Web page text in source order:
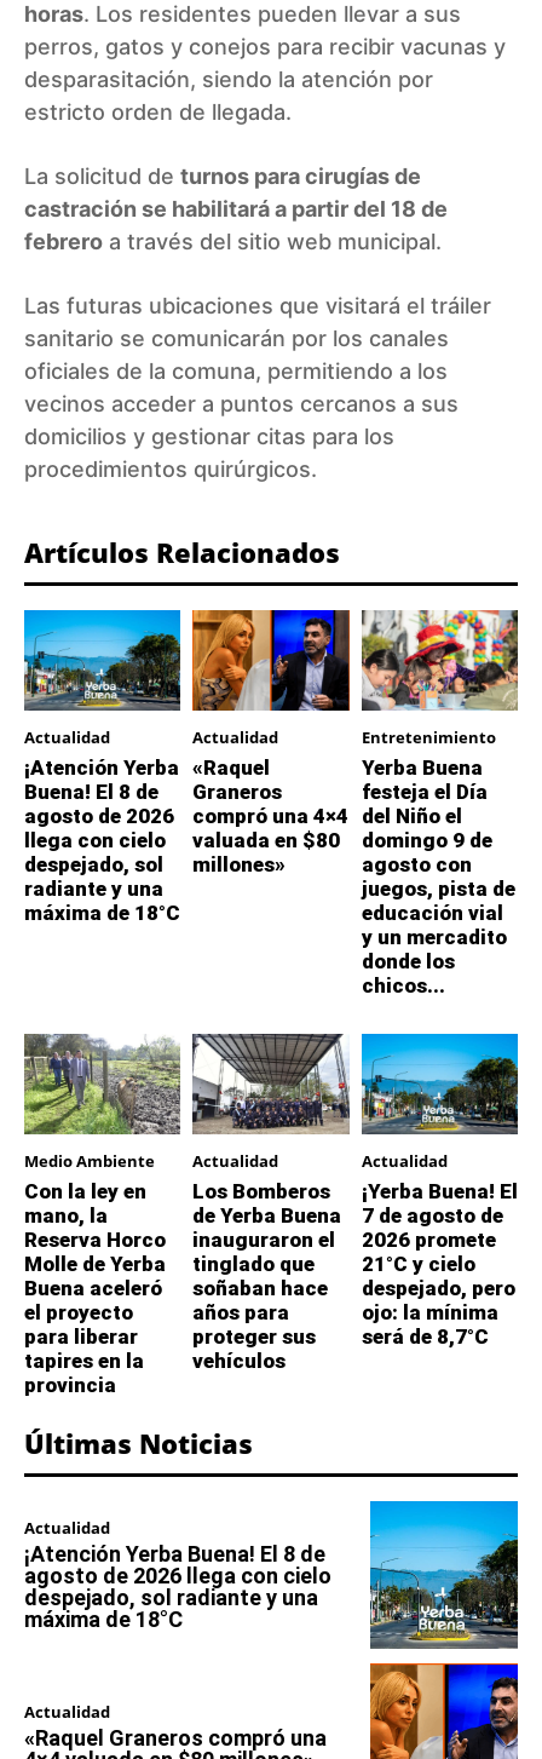
horas. Los residentes pueden llevar a sus
perros, gatos y conejos para recibir vacunas y
desparasitación, siendo la atención por
estricto orden de llegada.
La solicitud de turnos para cirugías de
castración se habilitará a partir del 18 de
febrero a través del sitio web municipal.
Las futuras ubicaciones que visitará el tráiler
sanitario se comunicarán por los canales
oficiales de la comuna, permitiendo a los
vecinos acceder a puntos cercanos a sus
domicilios y gestionar citas para los
procedimientos quirúrgicos.
Artículos Relacionados
Actualidad
¡Atención Yerba
Buena! El 8 de
agosto de 2026
llega con cielo
despejado, sol
radiante y una
máxima de 18°C
Actualidad
«Raquel
Graneros
compró una 4×4
valuada en $80
millones»
Entretenimiento
Yerba Buena
festeja el Día
del Niño el
domingo 9 de
agosto con
juegos, pista de
educación vial
y un mercadito
donde los
chicos...
Medio Ambiente
Con la ley en
mano, la
Reserva Horco
Molle de Yerba
Buena aceleró
el proyecto
para liberar
tapires en la
provincia
Actualidad
Los Bomberos
de Yerba Buena
inauguraron el
tinglado que
soñaban hace
años para
proteger sus
vehículos
Actualidad
¡Yerba Buena! El
7 de agosto de
2026 promete
21°C y cielo
despejado, pero
ojo: la mínima
será de 8,7°C
Últimas Noticias
Actualidad
¡Atención Yerba Buena! El 8 de
agosto de 2026 llega con cielo
despejado, sol radiante y una
máxima de 18°C
Actualidad
«Raquel Graneros compró una